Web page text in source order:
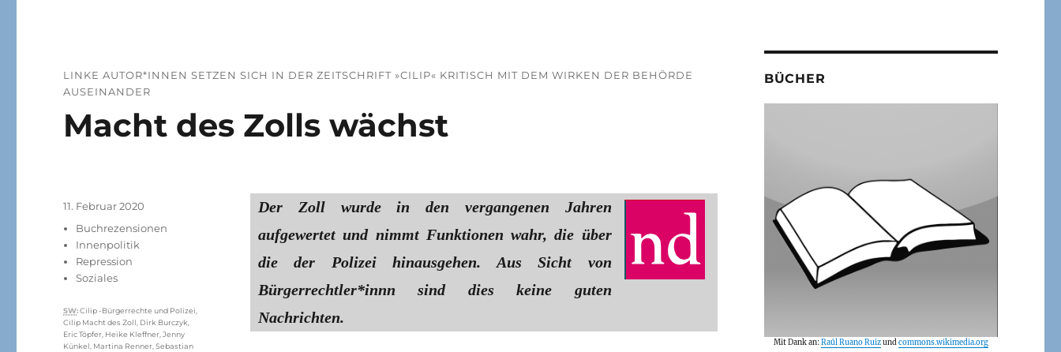
LINKE AUTOR*INNEN SETZEN SICH IN DER ZEITSCHRIFT »CILIP« KRITISCH MIT DEM WIRKEN DER BEHÖRDE
AUSEINANDER
Macht des Zolls wächst
Der Zoll wurde in den vergangenen Jahren
aufgewertet und nimmt Funktionen wahr, die über
die der Polizei hinausgehen. Aus Sicht von
Bürgerrechtler*innn sind dies keine guten
Nachrichten.
Veröffentlicht
11. Februar 2020
Kategorien
Buchrezensionen
Innenpolitik
Repression
Soziales
Schlagwörter
SW:Cilip -Bürgerrechte und Polizei
Cilip Macht des Zoll Dirk Burczyk
Eric Töpfer Heike Kleffner ,Jenny
Künkel Martina Renner ,Sebastian
BÜCHER
Mit Dank an:Raúl Ruano Ruizundcommons.wikimedia.org